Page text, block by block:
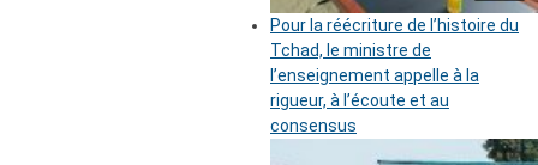
Pour la réécriture de l’histoire du
Tchad, le ministre de
l’enseignement appelle à la
rigueur, à l’écoute et au
consensus